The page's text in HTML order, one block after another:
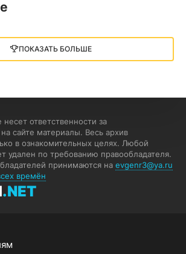
2025
THE OLD COUNTRY
2025
ПОКАЗАТЬ БОЛЬШЕ
.NET
ответственности за
сайте материалы. Весь архив
в ознакомительных целях. Любой
удален по требованию правообладателя.
принимаются на evgenr3@ya.ru
времён